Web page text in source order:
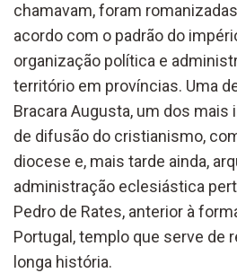
chamavam, foram
acordo com o padrão do
organização política e
território em províncias. Uma
Bracara Augusta, um dos
de difusão do cristianismo,
diocese e, mais tarde ainda,
administração eclesiástica
Pedro de Rates, anterior à
Portugal ,templo que serve de
longa história.